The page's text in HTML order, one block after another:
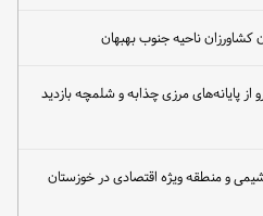
ناحیه جنوب بهبهان
پایانه‌های مرزی چذابه و شلمچه بازدید
و منطقه ویژه اقتصادی در خوزستان